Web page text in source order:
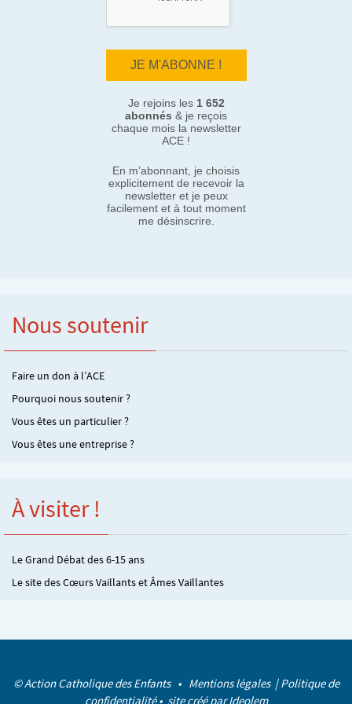
Je rejoins les 1 652
abonnés & je reçois
chaque mois la newsletter
ACE !
En m’abonnant, je choisis
explicitement de recevoir la
newsletter et je peux
facilement et à tout moment
me désinscrire.
Nous soutenir
Faire un don à l’ACE
Pourquoi nous soutenir ?
Vous êtes un particulier ?
Vous êtes une entreprise ?
À visiter !
Le Grand Débat des 6-15 ans
Le site des Cœurs Vaillants et Âmes Vaillantes
© Action Catholique des Enfants • Mentions légales |Politique de
confidentialité• site créé parIdeolem